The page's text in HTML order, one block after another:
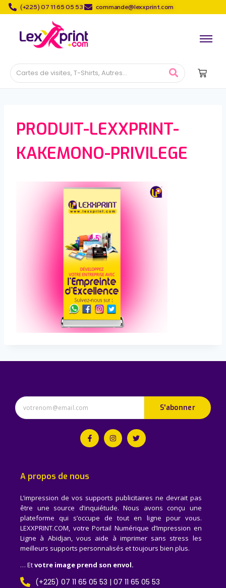
(+225) 07 11 65 05 53 commande@lexxprint.com
PRODUIT-LEXXPRINT-
KAKEMONO-PRIVILEGE
S'abonner
A propos de nous
L’impression de vos supports publicitaires ne devrait pas
être une source d’inquiétude. Nous avons conçu une
plateforme qui s’occupe de tout en ligne pour vous.
LEXXPRINT.COM, votre Portail Numérique d’Impression en
Ligne à Abidjan, vous aide à imprimer sans stress les
meilleurs supports personnalisés et toujours bien plus.
… Etvotre image prend son envol.
(+225) 07 11 65 05 53 | 07 11 65 05 53